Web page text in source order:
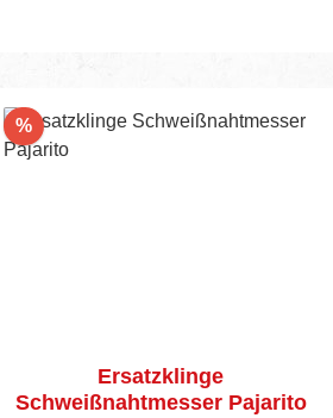
%Rabatt
Ersatzklinge
Schweißnahtmesser Pajarito